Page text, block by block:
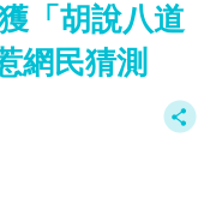
「胡說八道
網民猜測